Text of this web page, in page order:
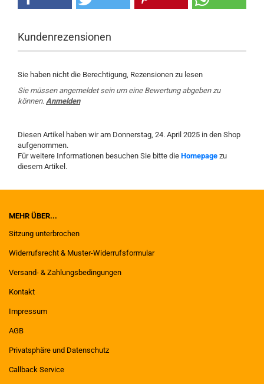
Kundenrezensionen
Sie haben nicht die Berechtigung, Rezensionen zu lesen
Sie müssen angemeldet sein um eine Bewertung abgeben zu
können. Anmelden
Diesen Artikel haben wir am Donnerstag, 24. April 2025 in den Shop
aufgenommen.
Für weitere Informationen besuchen Sie bitte die Homepage zu
diesem Artikel.
MEHR ÜBER...
Sitzung unterbrochen
Widerrufsrecht & Muster-Widerrufsformular
Versand- & Zahlungsbedingungen
Kontakt
Impressum
AGB
Privatsphäre und Datenschutz
Callback Service